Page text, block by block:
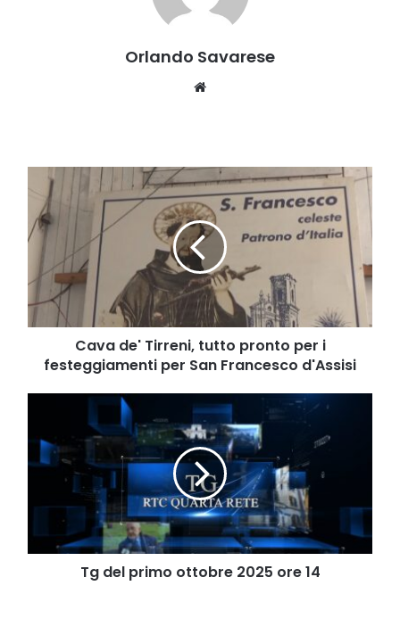
Orlando Savarese
Cava
de'
Tirreni,
tutto
pronto
per
i
festeggiamenti
per
Francesco
d'Assisi
Cava de' Tirreni, tutto pronto per i
festeggiamenti per San Francesco d'Assisi
primo
ottobre
2025
Tg del primo ottobre 2025 ore 14